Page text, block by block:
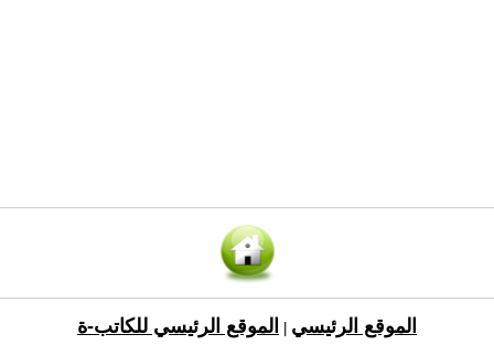
الموقع الرئيسي الموقع الرئيسي للكاتب-ة